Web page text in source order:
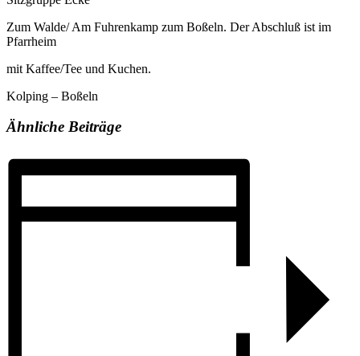
Zum Walde/ Am Fuhrenkamp zum Boßeln. Der Abschluß ist im
Pfarrheim
mit Kaffee/Tee und Kuchen.
Kolping – Boßeln
Ähnliche Beiträge